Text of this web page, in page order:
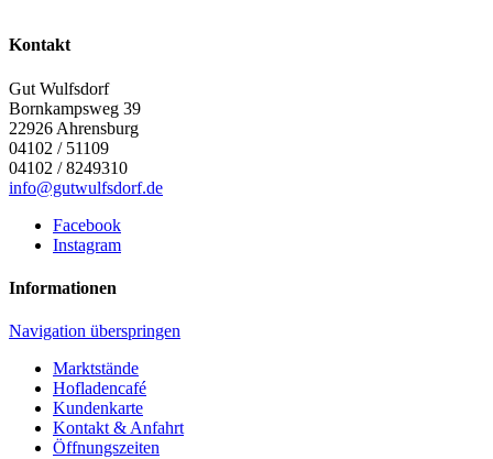
Kontakt
Gut Wulfsdorf
Bornkampsweg 39
22926 Ahrensburg
04102 / 51109
04102 / 8249310
info@gutwulfsdorf.de
Facebook
Instagram
Informationen
Navigation überspringen
Marktstände
Hofladencafé
Kundenkarte
Kontakt & Anfahrt
Öffnungszeiten